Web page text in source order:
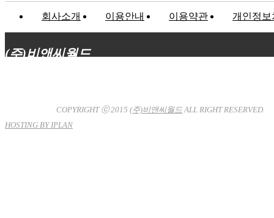
회사소개 이용안내 이용약관 개인정보
(주)비앤씨월드
COPYRIGHT ⓒ 2015 (주)비앤씨월드ALL RIGHT RESERVED.
HOSTING BY IPLAN